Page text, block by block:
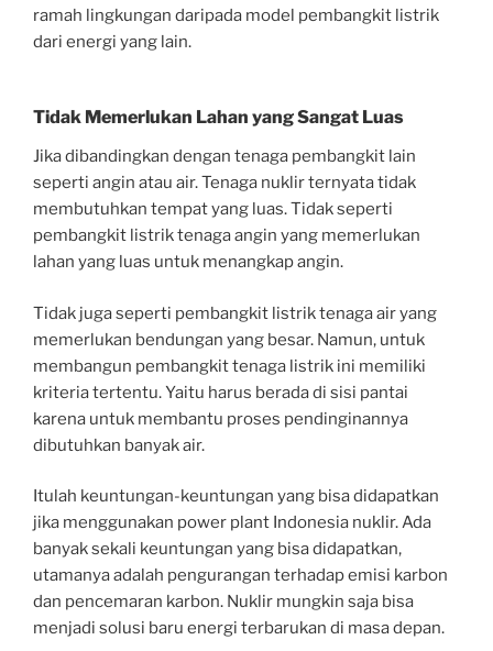
ramah lingkungan daripada model pembangkit listrik
dari energi yang lain.
Tidak Memerlukan Lahan yang Sangat Luas
Jika dibandingkan dengan tenaga pembangkit lain
seperti angin atau air. Tenaga nuklir ternyata tidak
membutuhkan tempat yang luas. Tidak seperti
pembangkit listrik tenaga angin yang memerlukan
lahan yang luas untuk menangkap angin.
Tidak juga seperti pembangkit listrik tenaga air yang
memerlukan bendungan yang besar. Namun, untuk
membangun pembangkit tenaga listrik ini memiliki
kriteria tertentu. Yaitu harus berada di sisi pantai
karena untuk membantu proses pendinginannya
dibutuhkan banyak air.
Itulah keuntungan-keuntungan yang bisa didapatkan
jika menggunakan power plant Indonesia nuklir. Ada
banyak sekali keuntungan yang bisa didapatkan,
utamanya adalah pengurangan terhadap emisi karbon
dan pencemaran karbon. Nuklir mungkin saja bisa
menjadi solusi baru energi terbarukan di masa depan.